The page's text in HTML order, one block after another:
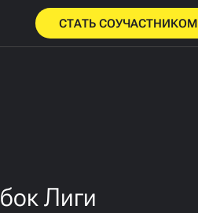
СТАТЬ СОУЧАСТНИКОМ
Лиги